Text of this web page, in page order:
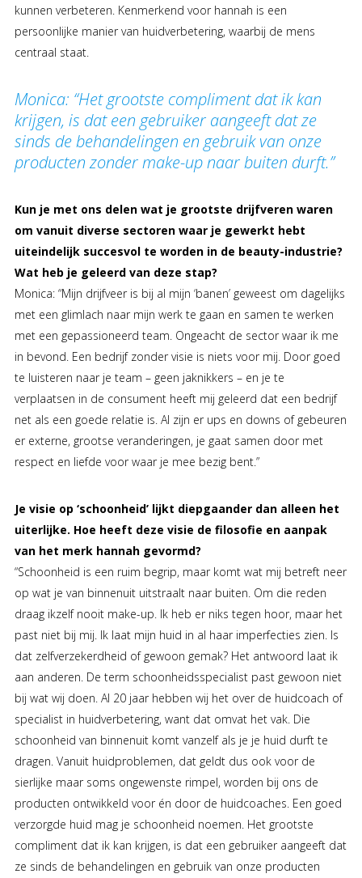
kunnen verbeteren. Kenmerkend voor hannah is een
persoonlijke manier van huidverbetering, waarbij de mens
centraal staat.
Monica: “Het grootste compliment dat ik kan
krijgen, is dat een gebruiker aangeeft dat ze
sinds de behandelingen en gebruik van onze
producten zonder make-up naar buiten durft.”
Kun je met ons delen wat je grootste drijfveren waren
om vanuit diverse sectoren waar je gewerkt hebt
uiteindelijk succesvol te worden in de beauty-industrie?
Wat heb je geleerd van deze stap?
Monica: “Mijn drijfveer is bij al mijn ‘banen’ geweest om dagelijks
met een glimlach naar mijn werk te gaan en samen te werken
met een gepassioneerd team. Ongeacht de sector waar ik me
in bevond. Een bedrijf zonder visie is niets voor mij. Door goed
te luisteren naar je team – geen jaknikkers – en je te
verplaatsen in de consument heeft mij geleerd dat een bedrijf
net als een goede relatie is. Al zijn er ups en downs of gebeuren
er externe, grootse veranderingen, je gaat samen door met
respect en liefde voor waar je mee bezig bent.”
Je visie op ‘schoonheid’ lijkt diepgaander dan alleen het
uiterlijke. Hoe heeft deze visie de filosofie en aanpak
van het merk hannah gevormd?
“Schoonheid is een ruim begrip, maar komt wat mij betreft neer
op wat je van binnenuit uitstraalt naar buiten. Om die reden
draag ikzelf nooit make-up. Ik heb er niks tegen hoor, maar het
past niet bij mij. Ik laat mijn huid in al haar imperfecties zien. Is
dat zelfverzekerdheid of gewoon gemak? Het antwoord laat ik
aan anderen. De term schoonheidsspecialist past gewoon niet
bij wat wij doen. Al 20 jaar hebben wij het over de huidcoach of
specialist in huidverbetering, want dat omvat het vak. Die
schoonheid van binnenuit komt vanzelf als je je huid durft te
dragen. Vanuit huidproblemen, dat geldt dus ook voor de
sierlijke maar soms ongewenste rimpel, worden bij ons de
producten ontwikkeld voor én door de huidcoaches. Een goed
verzorgde huid mag je schoonheid noemen. Het grootste
compliment dat ik kan krijgen, is dat een gebruiker aangeeft dat
ze sinds de behandelingen en gebruik van onze producten